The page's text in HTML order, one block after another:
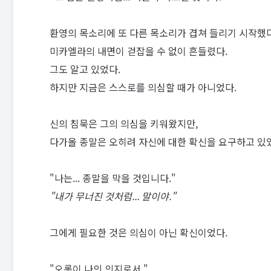
환영의 목소리에 또 다른 목소리가 겹쳐 들리기 시작했
미카엘라의 내면이 걷잡을 수 없이 흔들렸다.
그도 알고 있었다.
하지만 지금은 스스로를 의심할 때가 아니었다.
신의 침묵은 그의 의심을 키워왔지만,
다가올 종말은 오히려 자신에 대한 확신을 요구하고 있
"나는... 종말을 막을 것입니다."
"내가 무너진 것처럼... 말이야."
그에게 필요한 것은 의심이 아닌 확신이었다.